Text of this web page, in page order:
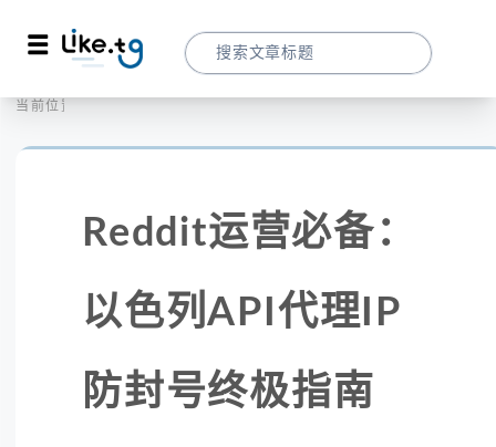
当前位置：
Reddit运营必备：
以色列API代理IP
防封号终极指南